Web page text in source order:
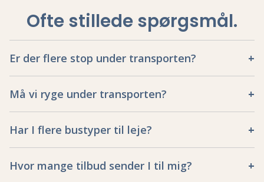
Ofte stillede spørgsmål.
Er der flere stop under transporten?
Må vi ryge under transporten?
Har I flere bustyper til leje?
Hvor mange tilbud sender I til mig?